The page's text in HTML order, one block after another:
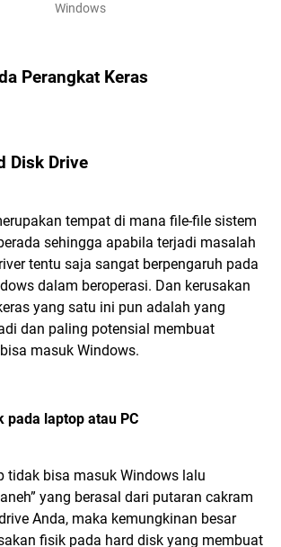
Windows
Perangkat Keras
Disk Drive
tempat di mana file-file sistem
sehingga apabila terjadi masalah
tentu saja sangat berpengaruh pada
dalam beroperasi. Dan kerusakan
yang satu ini pun adalah yang
dan paling potensial membuat
masuk Windows.
pada laptop atau PC
tidak bisa masuk Windows lalu
yang berasal dari putaran cakram
Anda, maka kemungkinan besar
fisik pada hard disk yang membuat